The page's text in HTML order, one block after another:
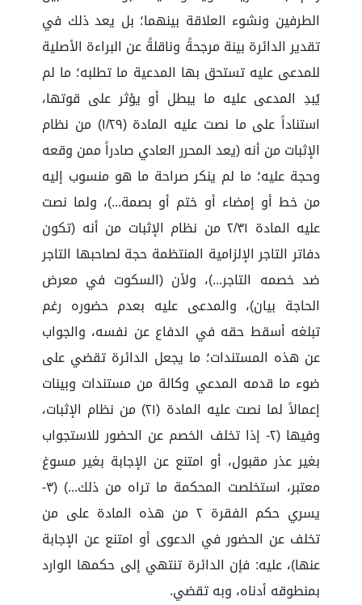
الطرفين ونشوء العلاقة بينهما؛ بل يعد ذلك في
تقدير الدائرة بينة مرجحةً وناقلةً عن البراءة الأصلية
للمدعى عليه تستحق بها المدعية ما تطلبه؛ ما لم
يُبدِ المدعى عليه ما يبطل أو يؤثر على قوتها،
استناداً على ما نصت عليه المادة (١/٢٩) من نظام
الإثبات من أنه (يعد المحرر العادي صادراً ممن وقعه
وحجة عليه؛ ما لم ينكر صراحة ما هو منسوب إليه
من خط أو إمضاء أو ختم أو بصمة...)، ولما نصت
عليه المادة ٢/٣١ من نظام الإثبات من أنه (تكون
دفاتر التاجر الإلزامية المنتظمة حجة لصاحبها التاجر
ضد خصمه التاجر...)، ولأن (السكوت في معرض
الحاجة بيان)، والمدعى عليه بعدم حضوره رغم
تبلغه أسقط حقه في الدفاع عن نفسه، والجواب
عن هذه المستندات؛ ما يجعل الدائرة تقضي على
ضوء ما قدمه المدعي وكالة من مستندات وبينات
إعمالاً لما نصت عليه المادة (٢١) من نظام الإثبات،
وفيها (٢- إذا تخلف الخصم عن الحضور للاستجواب
بغير عذر مقبول، أو امتنع عن الإجابة بغير مسوغ
معتبر، استخلصت المحكمة ما تراه من ذلك...) (٣-
يسري حكم الفقرة ٢ من هذه المادة على من
تخلف عن الحضور في الدعوى أو امتنع عن الإجابة
عنها)، عليه: فإن الدائرة تنتهي إلى حكمها الوارد
بمنطوقه أدناه، وبه تقضي.